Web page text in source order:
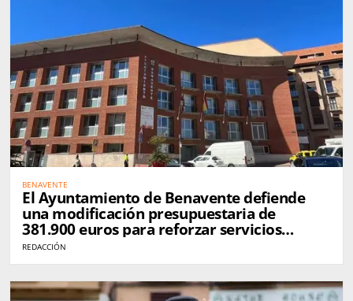
BENAVENTE
El Ayuntamiento de Benavente defiende
una modificación presupuestaria de
381.900 euros para reforzar servicios
municipales
REDACCIÓN